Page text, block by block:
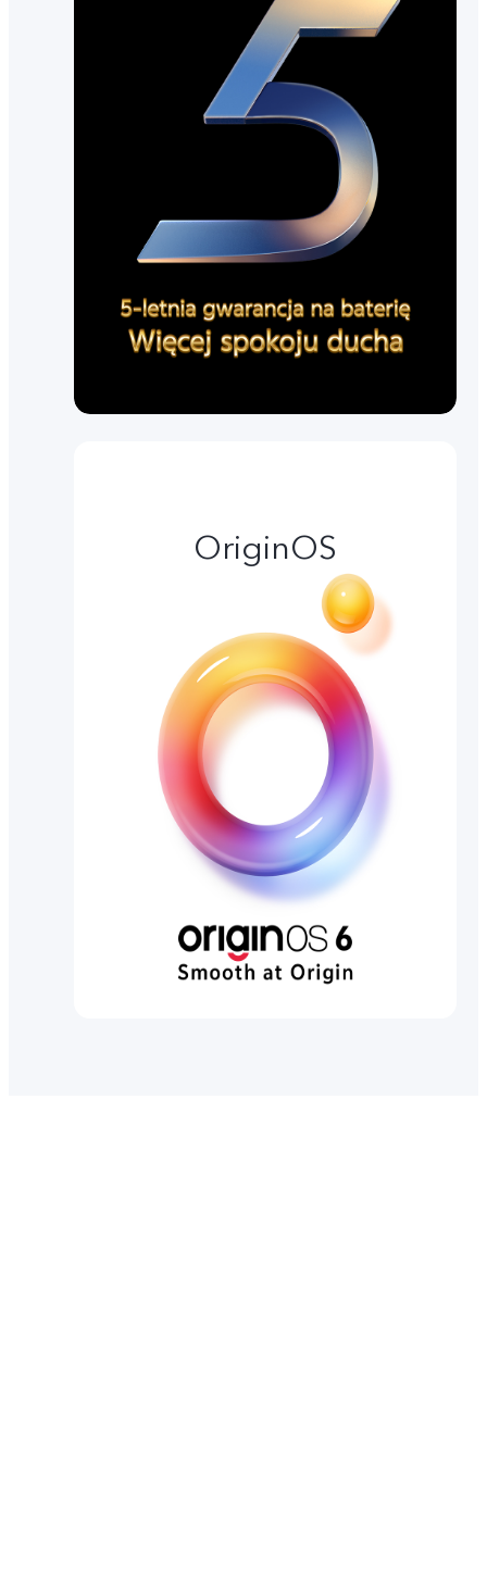
OriginOS